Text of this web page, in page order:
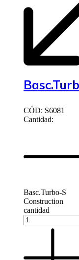
CÓD: S6081
Cantidad:
Basc.Turbo-S
Construction
cantidad